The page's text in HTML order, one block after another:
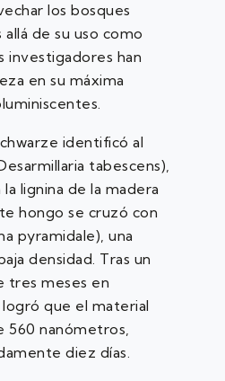
los bosques
de su uso como
investigadores han
en su máxima
identificó al
tabescens),
lignina de la madera
hongo se cruzó con
pyramidale), una
densidad. Tras un
tres meses en
que el material
560 nanómetros,
diez días.